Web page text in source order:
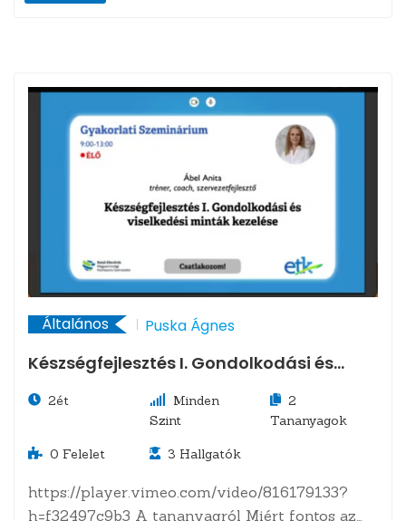
Általános Puska Ágnes
Készségfejlesztés I. Gondolkodási és
2ét
Minden
Szint
2
Tananyagok
0 Felelet 3 Hallgatók
https://player.vimeo.com/video/816179133?
h=f32497c9b3 A tananyagról Miért fontos az